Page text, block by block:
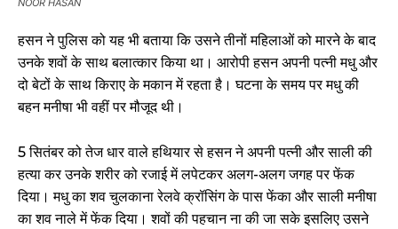
NOOR HASAN
हसन ने पुलिस को यह भी बताया कि उसने तीनों महिलाओं को मारने के बाद
उनके शवों के साथ बलात्कार किया था। आरोपी हसन अपनी पत्नी मधु और
दो बेटों के साथ किराए के मकान में रहता है। घटना के समय पर मधु की
बहन मनीषा भी वहीं पर मौजूद थी।
5 सितंबर को तेज धार वाले हथियार से हसन ने अपनी पत्नी और साली की
हत्या कर उनके शरीर को रजाई में लपेटकर अलग-अलग जगह पर फेंक
दिया। मधु का शव चुलकाना रेलवे क्रॉसिंग के पास फेंका और साली मनीषा
का शव नाले में फेंक दिया। शवों की पहचान ना की जा सके इसलिए उसने